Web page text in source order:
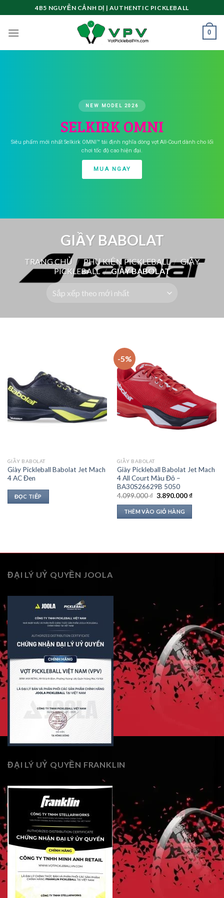
to
content
4B5 NGUYỄN CẢNH DỊ | AUTHENTIC PICKLEBALL
0
NEW MODEL 2026
SELKIRK OMNI
Siêu phẩm mới nhất Selkirk OMNI™ tái định nghĩa dòng vợt All-Court dành cho lối
chơi tốc độ cao hiện đại.
MUA NGAY
GIẦY BABOLAT
TRANG CHỦ / PHỤ KIỆN PICKLEBALL / GIẦY
PICKLEBALL / GIẦY BABOLAT
GIẦY BABOLAT
Giày Pickleball Babolat Jet Mach
4 AC Đen
ĐỌC TIẾP
-5%
GIẦY BABOLAT
Giày Pickleball Babolat Jet Mach
4 All Court Màu Đỏ –
BA30S26629B 5050
4.099.000₫ Giá
là:
4.099.000 ₫.
3.890.000₫Giá
3.890.000
THÊM VÀO GIỎ HÀNG
ĐẠI LÝ UỶ QUYỀN JOOLA
ĐẠI LÝ UỶ QUYỀN FRANKLIN